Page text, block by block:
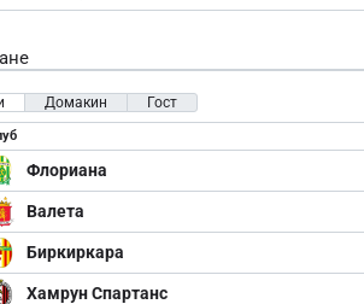
Домакин Гост
Флориана
Валета
Биркиркара
Хамрун Спартанс